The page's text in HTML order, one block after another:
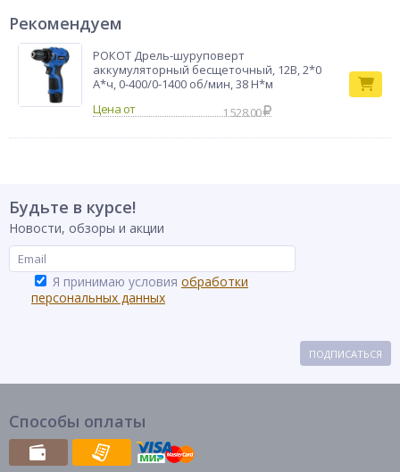
Рекомендуем
РОКОТ Дрель-шуруповерт
аккумуляторный бесщеточный, 12В, 2*0
А*ч, 0-400/0-1400 об/мин, 38 Н*м
1 528.00
Будьте в курсе!
Новости, обзоры и акции
Я принимаю условия обработки
персональных данных
ПОДПИСАТЬСЯ
Способы оплаты